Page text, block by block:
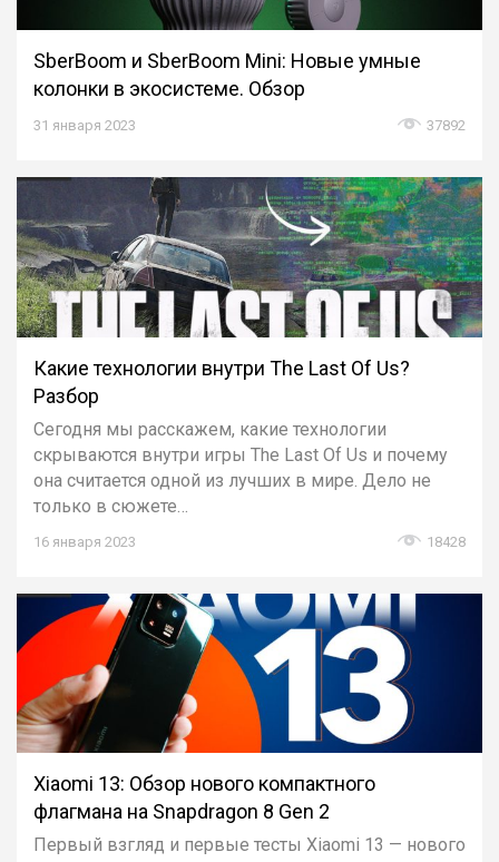
SberBoom и SberBoom Mini: Новые умные
колонки в экосистеме. Обзор
31 января 2023 37892
Какие технологии внутри The Last Of Us?
Разбор
Сегодня мы расскажем, какие технологии
скрываются внутри игры The Last Of Us и почему
она считается одной из лучших в мире. Дело не
только в сюжете…
16 января 2023 18428
Xiaomi 13: Обзор нового компактного
флагмана на Snapdragon 8 Gen 2
Первый взгляд и первые тесты Xiaomi 13 — нового